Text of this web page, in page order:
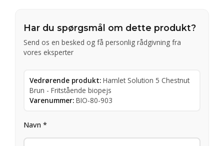
Har du spørgsmål om dette produkt?
Send os en besked og få personlig rådgivning fra
vores eksperter
Vedrørende produkt: Hamlet Solution 5 Chestnut
Brun - Fritstående biopejs
Varenummer: BIO-80-903
Navn *